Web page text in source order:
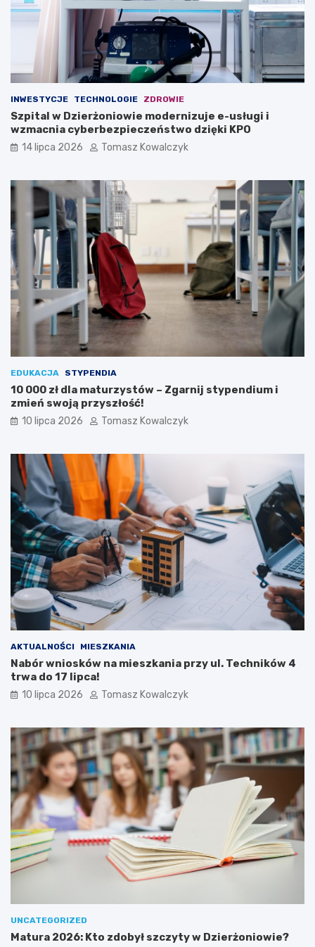
INWESTYCJE TECHNOLOGIE ZDROWIE
Szpital w Dzierżoniowie modernizuje e-usługi i
wzmacnia cyberbezpieczeństwo dzięki KPO
14 lipca 2026 Tomasz Kowalczyk
EDUKACJA STYPENDIA
10 000 zł dla maturzystów – Zgarnij stypendium i
zmień swoją przyszłość!
10 lipca 2026 Tomasz Kowalczyk
AKTUALNOŚCI MIESZKANIA
Nabór wniosków na mieszkania przy ul. Techników 4
trwa do 17 lipca!
10 lipca 2026 Tomasz Kowalczyk
UNCATEGORIZED
Matura 2026: Kto zdobył szczyty w Dzierżoniowie?